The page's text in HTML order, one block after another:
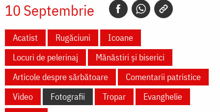
10 Septembrie
Acatist Rugăciuni
Icoane
Locuri de pelerinaj
Mănăstiri și biserici
Articole despre sărbătoare
Comentarii patristice
Video
Fotografii Tropar
Evanghelie